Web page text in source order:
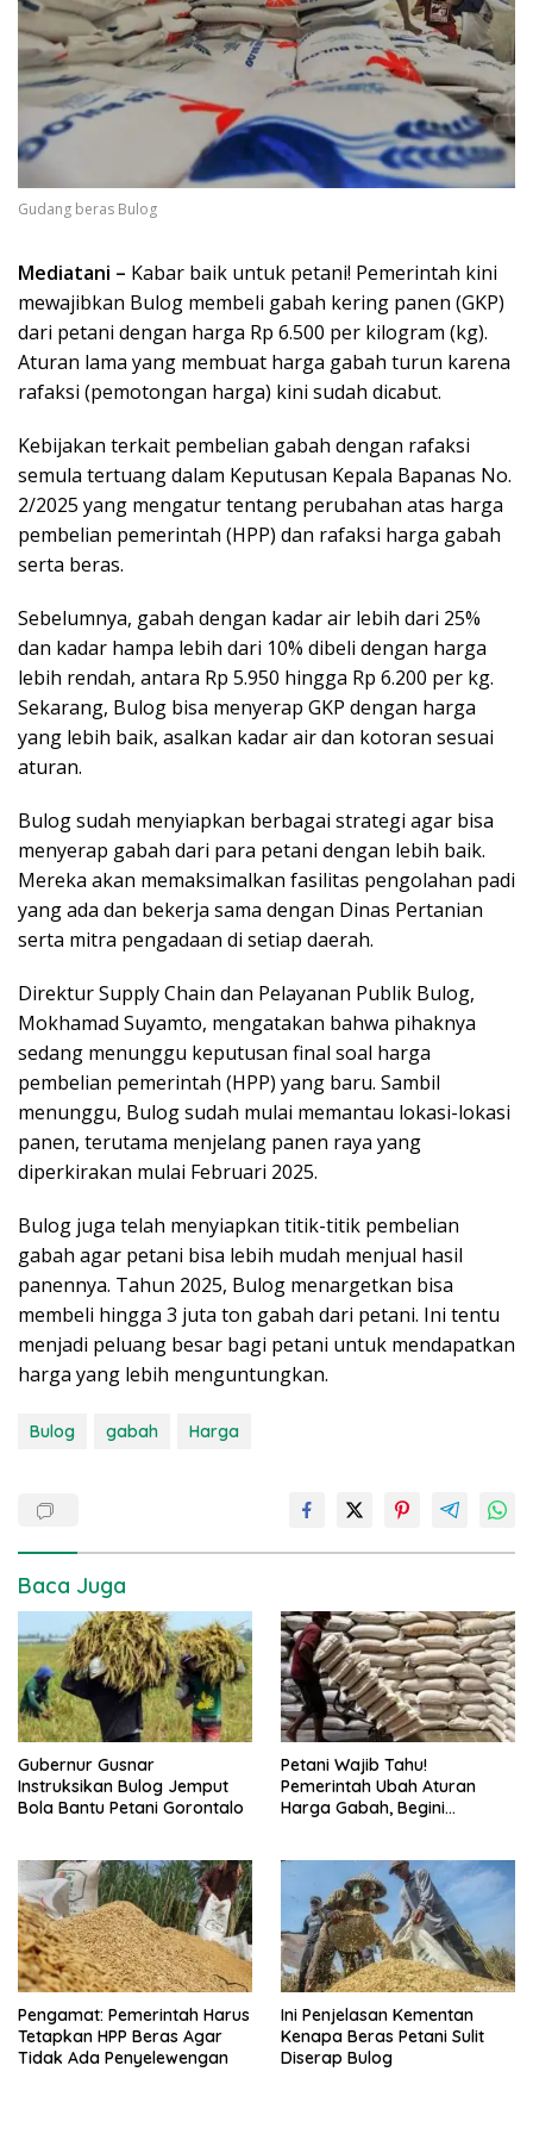
Gudang beras Bulog
Mediatani – Kabar baik untuk petani! Pemerintah kini
mewajibkan Bulog membeli gabah kering panen (GKP)
dari petani dengan harga Rp 6.500 per kilogram (kg).
Aturan lama yang membuat harga gabah turun karena
rafaksi (pemotongan harga) kini sudah dicabut.
Kebijakan terkait pembelian gabah dengan rafaksi
semula tertuang dalam Keputusan Kepala Bapanas No.
2/2025 yang mengatur tentang perubahan atas harga
pembelian pemerintah (HPP) dan rafaksi harga gabah
serta beras.
Sebelumnya, gabah dengan kadar air lebih dari 25%
dan kadar hampa lebih dari 10% dibeli dengan harga
lebih rendah, antara Rp 5.950 hingga Rp 6.200 per kg.
Sekarang, Bulog bisa menyerap GKP dengan harga
yang lebih baik, asalkan kadar air dan kotoran sesuai
aturan.
Bulog sudah menyiapkan berbagai strategi agar bisa
menyerap gabah dari para petani dengan lebih baik.
Mereka akan memaksimalkan fasilitas pengolahan padi
yang ada dan bekerja sama dengan Dinas Pertanian
serta mitra pengadaan di setiap daerah.
Direktur Supply Chain dan Pelayanan Publik Bulog,
Mokhamad Suyamto, mengatakan bahwa pihaknya
sedang menunggu keputusan final soal harga
pembelian pemerintah (HPP) yang baru. Sambil
menunggu, Bulog sudah mulai memantau lokasi-lokasi
panen, terutama menjelang panen raya yang
diperkirakan mulai Februari 2025.
Bulog juga telah menyiapkan titik-titik pembelian
gabah agar petani bisa lebih mudah menjual hasil
panennya. Tahun 2025, Bulog menargetkan bisa
membeli hingga 3 juta ton gabah dari petani. Ini tentu
menjadi peluang besar bagi petani untuk mendapatkan
harga yang lebih menguntungkan.
Bulog gabah Harga
Baca Juga
Gubernur Gusnar
Instruksikan Bulog Jemput
Bola Bantu Petani Gorontalo
Petani Wajib Tahu!
Pemerintah Ubah Aturan
Harga Gabah, Begini
Pengamat: Pemerintah Harus
Tetapkan HPP Beras Agar
Tidak Ada Penyelewengan
Ini Penjelasan Kementan
Kenapa Beras Petani Sulit
Diserap Bulog